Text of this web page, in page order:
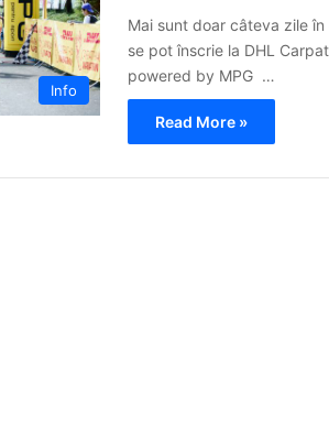
Info
Mai sunt doar câteva zile
se pot înscrie la DHL
powered by MPG …
Read More »